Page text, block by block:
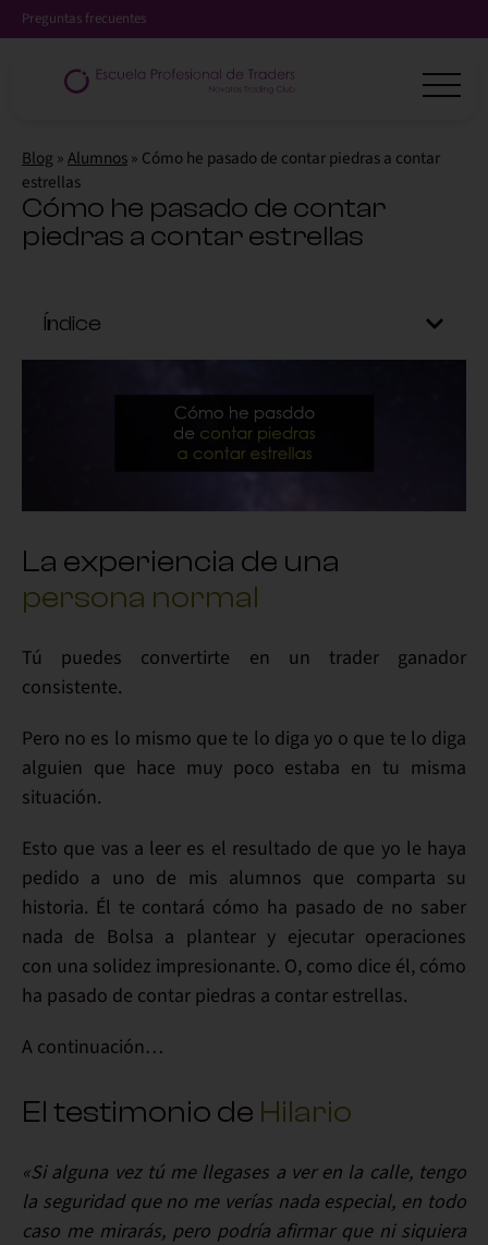
Preguntas frecuentes
Blog »Alumnos» Cómo he pasado de contar piedras a contar
estrellas
Cómo he pasado de contar
piedras a contar estrellas
Índice
La experiencia de una
persona normal
Tú puedes convertirte en un trader ganador
consistente.
Pero no es lo mismo que te lo diga yo o que te lo diga
alguien que hace muy poco estaba en tu misma
situación.
Esto que vas a leer es el resultado de que yo le haya
pedido a uno de mis alumnos que comparta su
historia. Él te contará cómo ha pasado de no saber
nada de Bolsa a plantear y ejecutar operaciones
con una solidez impresionante. O, como dice él, cómo
ha pasado de contar piedras a contar estrellas.
A continuación…
El testimonio de Hilario
«Si alguna vez tú me llegases a ver en la calle, tengo
la seguridad que no me verías nada especial, en todo
caso me mirarás, pero podría afirmar que ni siquiera